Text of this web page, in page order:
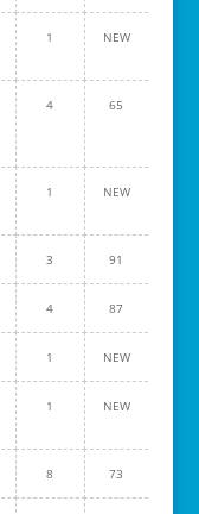
1 NEW
4 65
1 NEW
3 91
4 87
1 NEW
1 NEW
8 73